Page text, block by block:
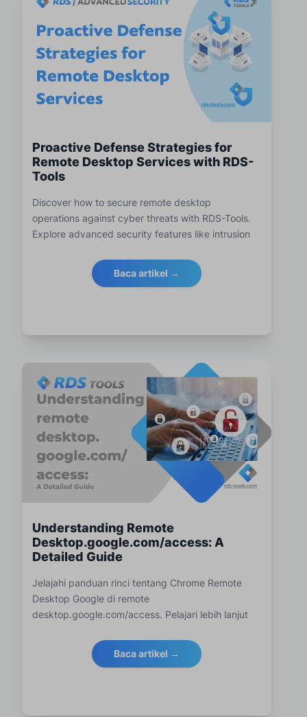
Proactive Defense Strategies for
Remote Desktop Services with RDS-
Tools
Discover how to secure remote desktop
operations against cyber threats with RDS-Tools.
Explore advanced security features like intrusion
enhance your RDP systems' defenses and comply
with stringent cybersecurity regulations.
Baca artikel →
Understanding Remote
Desktop.google.com/access: A
Detailed Guide
Jelajahi panduan rinci tentang Chrome Remote
Desktop Google di remote
desktop.google.com/access. Pelajari lebih lanjut
menyediakan koneksi jarak jauh lintas platform
yang aman. Temukan bagaimana
Baca artikel →